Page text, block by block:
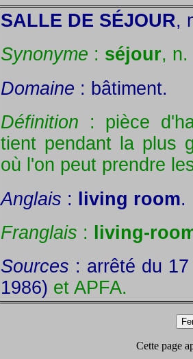
SALLE DE SÉJOUR,
Synonyme : séjour, n.
Domaine : bâtiment.
Définition : pièce
tient pendant la plus
où l'on peut prendre
Anglais : living room.
Franglais :
living-
Sources : arrêté du
1986) et APFA.
Cette page